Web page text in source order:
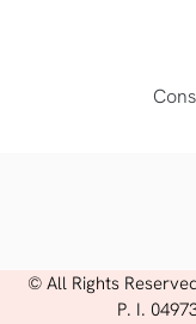
© All Rights
P. I.